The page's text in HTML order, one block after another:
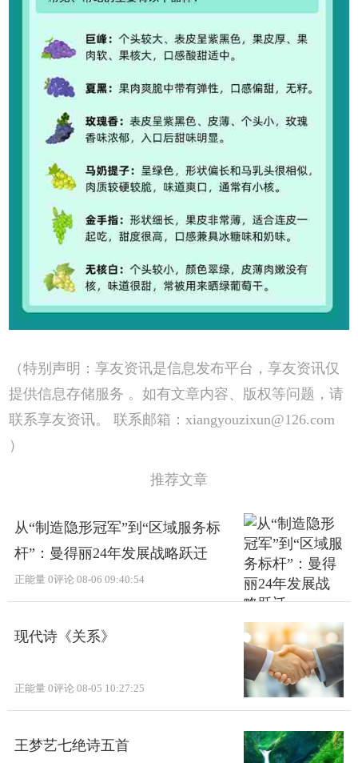
（特别声明：享友资讯是信息发布平台，享友资讯仅
提供信息存储服务 。如有文章内容、版权等问题，请
联系享友资讯。 联系邮箱：xiangyouzixun@126.com
）
推荐文章
从“制造隐形冠军”到“区域服务标
杆”：曼得丽24年发展战略跃迁
正能量 0评论 08-06 09:40:54
现代诗《关系》
正能量 0评论 08-05 10:27:25
王梦艺七绝诗五首